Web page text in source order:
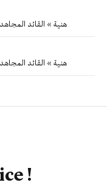
« هنية » القائد
« هنية » القائد
!